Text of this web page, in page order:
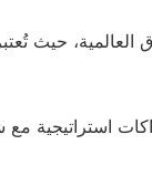
حيث
استراتيجية مع